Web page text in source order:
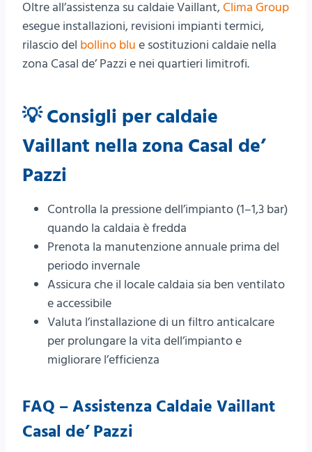
Oltre all’assistenza su caldaie Vaillant,Clima Group
esegue installazioni, revisioni impianti termici,
rilascio del bollino blu e sostituzioni caldaie nella
zona Casal de’ Pazzi e nei quartieri limitrofi.
💡 Consigli per caldaie
Vaillant nella zona Casal de’
Pazzi
Controlla la pressione dell’impianto (1–1,3 bar)
quando la caldaia è fredda
Prenota la manutenzione annuale prima del
periodo invernale
Assicura che il locale caldaia sia ben ventilato
e accessibile
Valuta l’installazione di un filtro anticalcare
per prolungare la vita dell’impianto e
migliorare l’efficienza
FAQ – Assistenza Caldaie Vaillant
Casal de’ Pazzi